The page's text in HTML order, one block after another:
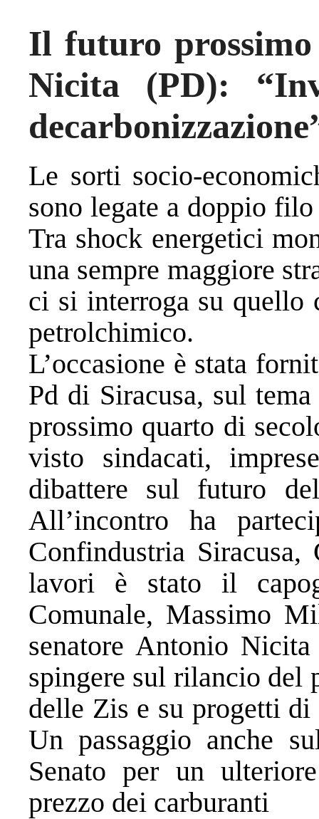
Il futuro
Nicita (PD):
Le sorti socio-
sono legate a doppio
Tra shock energetici
una sempre maggiore
ci si interroga su quello
petrolchimico.
L’occasione è stata
Pd di Siracusa, sul
prossimo quarto di
visto sindacati,
dibattere sul futuro
All’incontro ha
Confindustria
lavori è stato il
Comunale, Massimo
senatore Antonio
spingere sul rilancio del
delle Zis e su progetti di
Un passaggio anche
Senato per un
prezzo dei carburanti